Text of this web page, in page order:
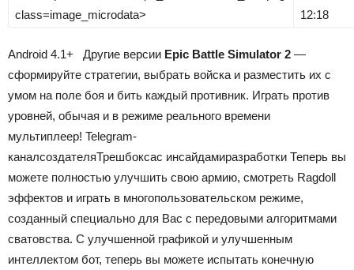
class=image_microdata>
12:18
Android 4.1+ Другие версии Epic Battle Simulator 2 —
сформируйте стратегии, выбрать войска и разместить их с
умом на поле боя и бить каждый противник. Играть против
уровней, обычая и в режиме реального времени
мультиплеер! Telegram-
каналсоздателяТрешбоксас инсайдамиразработки Теперь вы
можете полностью улучшить свою армию, смотреть Ragdoll
эффектов и играть в многопользовательском режиме,
созданный специально для Вас с передовыми алгоритмами
сватовства. С улучшенной графикой и улучшенным
интеллектом бот, теперь вы можете испытать конечную